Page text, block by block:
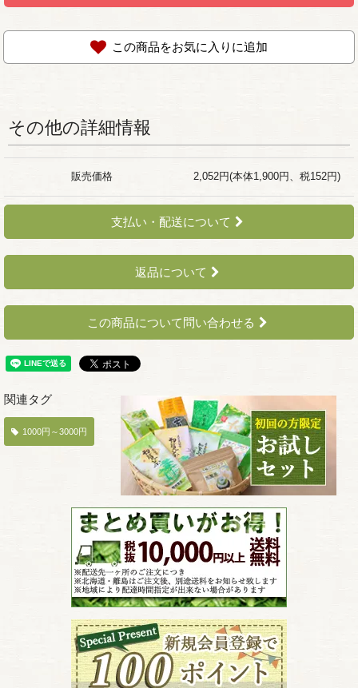
この商品をお気に入りに追加
その他の詳細情報
販売価格 2,052円(本体1,900円、税152円)
支払い・配送について
返品について
この商品について問い合わせる
関連タグ
1000円～3000円